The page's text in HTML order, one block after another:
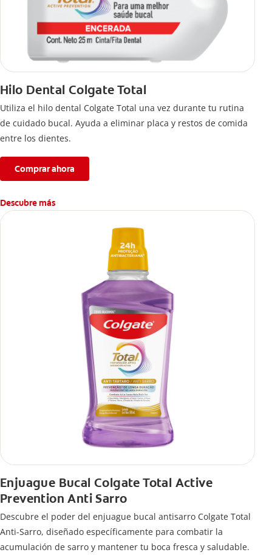
Hilo Dental Colgate Total
Utiliza el hilo dental Colgate Total una vez durante tu rutina
de cuidado bucal. Ayuda a eliminar placa y restos de comida
entre los dientes.
Comprar ahora
Descubre más
Enjuague Bucal Colgate Total Active
Prevention Anti Sarro
Descubre el poder del enjuague bucal antisarro Colgate Total
Anti-Sarro, diseñado específicamente para combatir la
acumulación de sarro y mantener tu boca fresca y saludable.